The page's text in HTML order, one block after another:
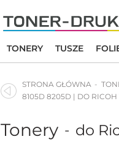
TONERY TUSZE
STRONA GŁÓWNA
8105D 8205D | DO RICOH
Tonery - do